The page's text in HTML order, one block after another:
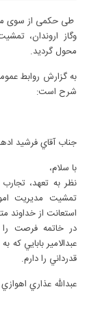
طی حکمی از سوی
وگاز اروندان،
محول گرديد.
به گزارش روابط
شرح است:
جناب آقاي فرشيد
با سلام،
نظر به تعهد،
تمشيت مديريت
استعانت از خداوند
در خاتمه فرصت
عبدالامير بابايي كه
قدرداني را دارم.
عبدالله عذاري اهوازي